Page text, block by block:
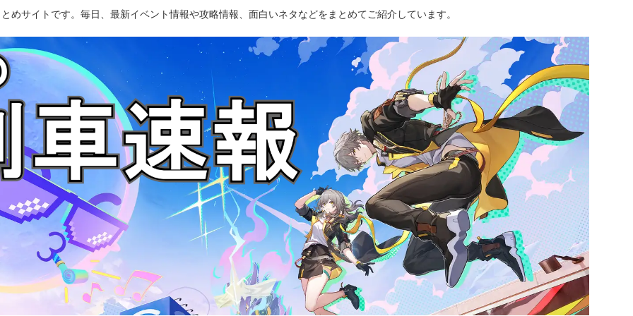
めサイトです。毎日、最新イベント情報や攻略情報、面白いネタなどをまとめてご紹介しています。